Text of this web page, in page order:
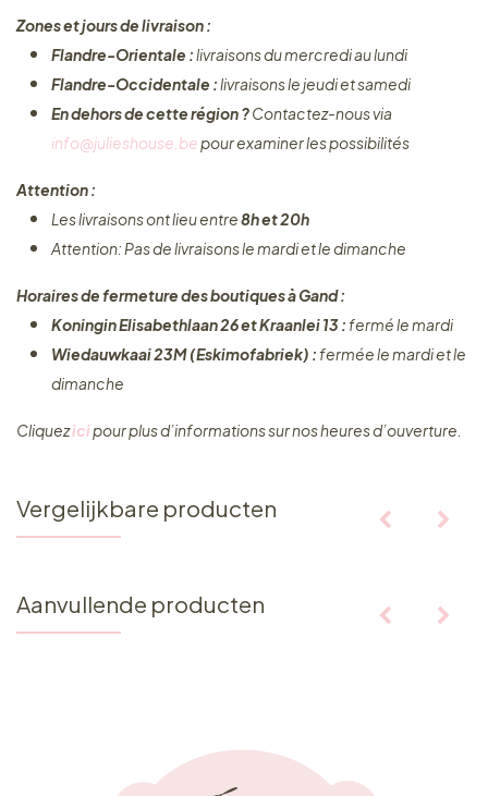
Zones et jours de livraison :
Flandre-Orientale :livraisons du mercredi au lundi
Flandre-Occidentale :livraisons le jeudi et samedi
En dehors de cette région ?Contactez-nous via
info@julieshouse.bepour examiner les possibilités
Attention :
Les livraisons ont lieu entre8h et 20h
Attention: Pas de livraisons le mardi et le dimanche
Horaires de fermeture des boutiques à Gand :
Koningin Elisabethlaan 26 et Kraanlei 13 :fermé le mardi
Wiedauwkaai 23M (Eskimofabriek) :fermée le mardi et le
dimanche
Cliquez ​icipour plus d’informations sur nos heures d’ouverture.
Vergelijkbare producten
Aanvullende producten